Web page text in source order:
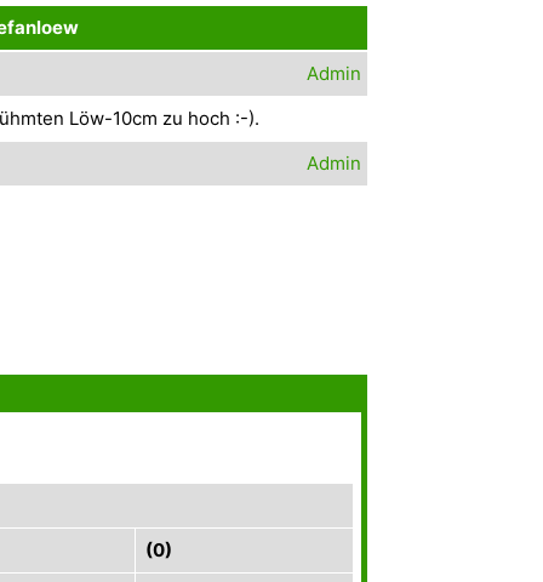
Admin
Löw-10cm zu hoch :-).
Admin
(0)